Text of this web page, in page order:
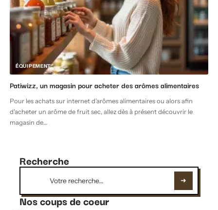
ÉQUIPEMENT
Patiwizz, un magasin pour acheter des arômes alimentaires
Pour les achats sur internet d’arômes alimentaires ou alors afin
d'acheter un arôme de fruit sec, allez dès à présent découvrir le
magasin de…
Recherche
Nos coups de coeur